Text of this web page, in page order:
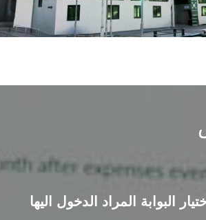
البوابة المراد الدخول اليها